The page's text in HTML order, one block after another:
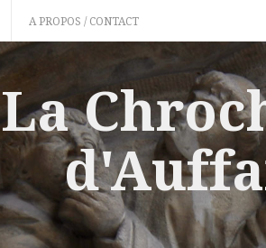
A PROPOS / CONTACT
La